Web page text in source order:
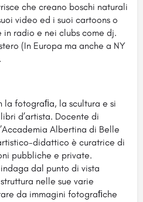
che creano boschi naturali
video ed i suoi cartoons o
radio e nei clubs come dj.
(In Europa ma anche a NY
la fotograﬁa, la scultura e si
d’artista. Docente di
Albertina di Belle
didattico è curatrice di
pubbliche e private.
dal punto di vista
nelle sue varie
da immagini fotograﬁche